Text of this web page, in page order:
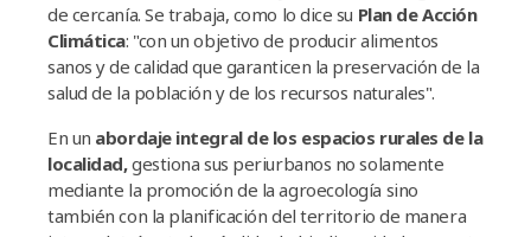
de cercaní­a. Se trabaja, como lo dice su Plan de Acción
Climática: "con un objetivo de producir alimentos
sanos y de calidad que garanticen la preservación de la
salud de la población y de los recursos naturales".
En un abordaje integral de los espacios rurales de la
localidad,gestiona sus periurbanos no solamente
mediante la promoción de la agroecologí­a sino
también con la planificación del territorio de manera